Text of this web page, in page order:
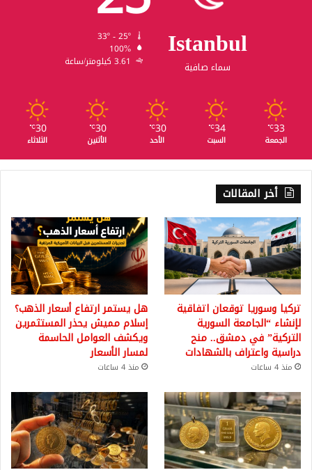
Istanbul
سماء صافية
100%
3.61 كيلومتر/ساعة
33
℃
الجمعة
34
℃
السبت
30
℃
الأحد
30
℃
الأثنين
30
℃
الثلاثاء
أخر المقالات
تركيا وسوريا توقعان اتفاقية
لإنشاء “الجامعة السورية
التركية” في دمشق.. منح
دراسية واعتراف بالشهادات
منذ 4 ساعات
هل يستمر ارتفاع أسعار الذهب؟
إسلام مميش يحذر المستثمرين
ويكشف العوامل الحاسمة
لمسار الأسعار
منذ 4 ساعات